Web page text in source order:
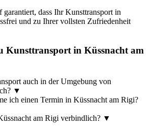
garantiert, dass Ihr Kunsttransport in
und zu Ihrer vollsten Zufriedenheit
Kunsttransport in Küssnacht am
auch in der Umgebung von
▼
ich einen Termin in Küssnacht am Rigi?
am Rigi verbindlich? ▼